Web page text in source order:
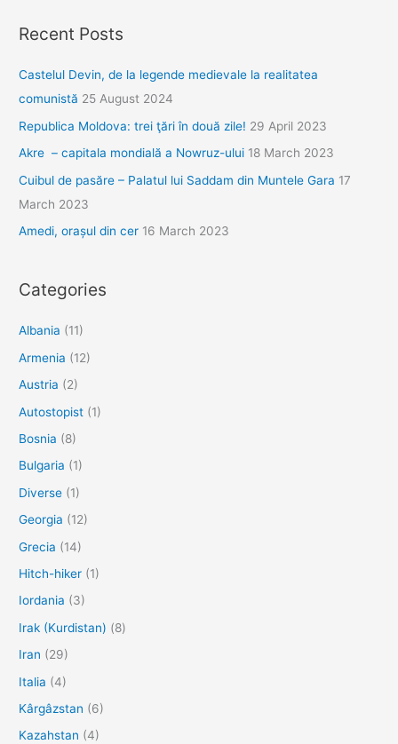
Recent Posts
Castelul Devin, de la legende medievale la realitatea
comunistă 25 August 2024
Republica Moldova: trei ţări în două zile! 29 April 2023
Akre – capitala mondială a Nowruz-ului 18 March 2023
Cuibul de pasăre – Palatul lui Saddam din Muntele Gara 17
March 2023
Amedi, orașul din cer 16 March 2023
Categories
Albania (11)
Armenia (12)
Austria (2)
Autostopist (1)
Bosnia (8)
Bulgaria (1)
Diverse (1)
Georgia (12)
Grecia (14)
Hitch-hiker (1)
Iordania (3)
Irak (Kurdistan) (8)
Iran (29)
Italia (4)
Kârgâzstan (6)
Kazahstan (4)